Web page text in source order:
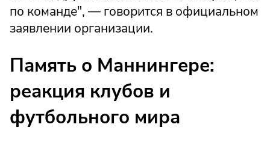
по команде", — говорится в официальном
заявлении организации.
Память о Маннингере:
реакция клубов и
футбольного мира